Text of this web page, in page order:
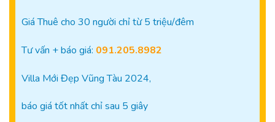
Giá Thuê cho 30 người chỉ từ 5 triệu/đêm
Tư vấn + báo giá: 091.205.8982
Villa Mới Đẹp Vũng Tàu 2024,
báo giá tốt nhất chỉ sau 5 giây